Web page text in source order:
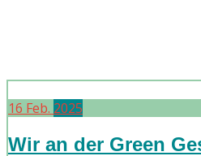
16 Feb. 2025
Wir an der Green